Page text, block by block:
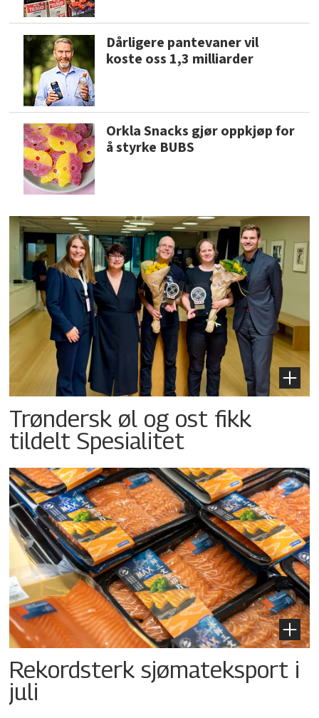
Dårligere pantevaner vil
koste oss 1,3 milliarder
Orkla Snacks gjør oppkjøp for
å styrke BUBS
Trøndersk øl og ost fikk
tildelt Spesialitet
Rekordsterk sjømateksport i
juli